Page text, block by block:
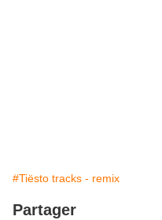
#Tiësto tracks - remix
Partager